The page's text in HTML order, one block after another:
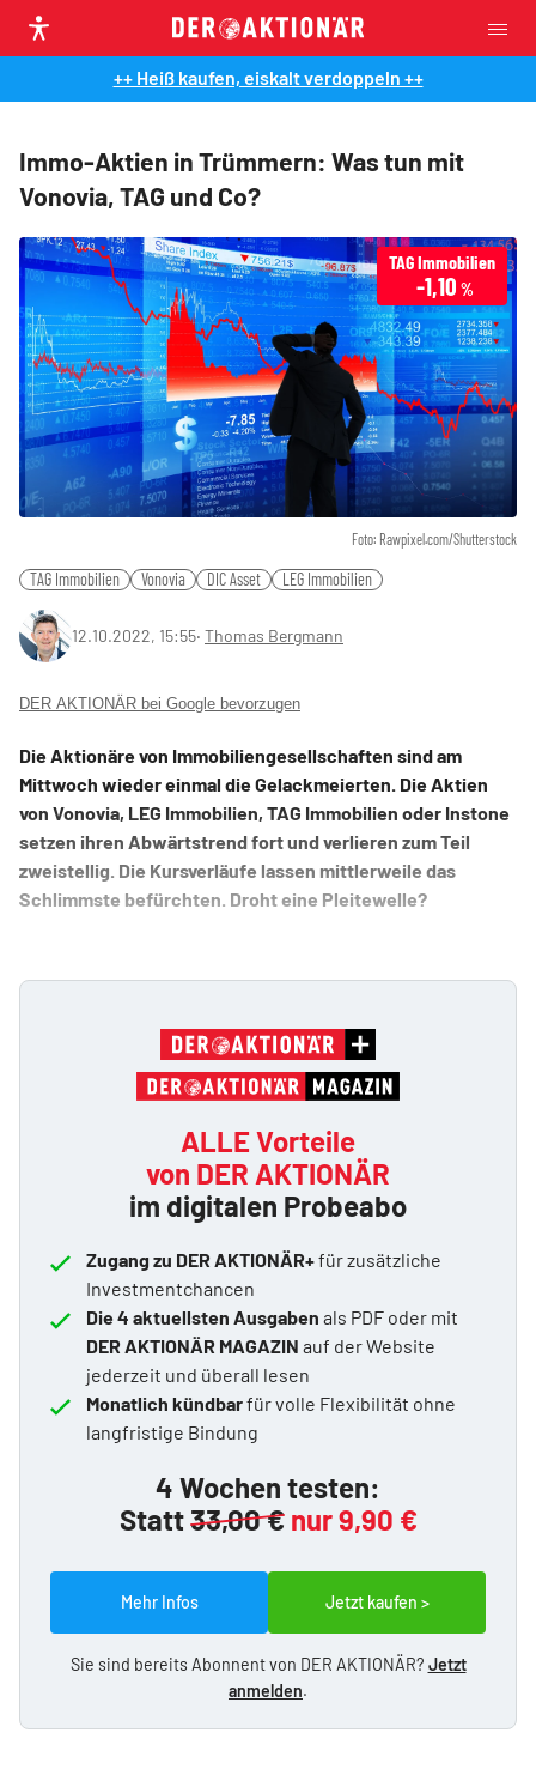
++ Heiß kaufen, eiskalt verdoppeln ++
Immo-Aktien in Trümmern: Was tun mit
Vonovia, TAG und Co?
Foto: Rawpixel.com/Shutterstock
TAG Immobilien
-1,10 %
TAG Immobilien Vonovia DIC Asset LEG Immobilien
12.10.2022, 15:55‧ Thomas Bergmann
DER AKTIONÄR bei Google bevorzugen
Die Aktionäre von Immobiliengesellschaften sind am
Mittwoch wieder einmal die Gelackmeierten. Die Aktien
von Vonovia, LEG Immobilien, TAG Immobilien oder Instone
setzen ihren Abwärtstrend fort und verlieren zum Teil
zweistellig. Die Kursverläufe lassen mittlerweile das
Schlimmste befürchten. Droht eine Pleitewelle?
ALLE Vorteile
von DER AKTIONÄR
im digitalen Probeabo
Zugang zu DER AKTIONÄR+für zusätzliche
Investmentchancen
Die 4 aktuellsten Ausgaben als PDF oder mit
DER AKTIONÄR MAGAZIN auf der Website
jederzeit und überall lesen
Monatlich kündbarfür volle Flexibilität ohne
langfristige Bindung
4 Wochen testen:
Statt33,00 € nur 9,90 €
Mehr Infos Jetzt kaufen >
Sie sind bereits Abonnent von DER AKTIONÄR? Jetzt
anmelden.